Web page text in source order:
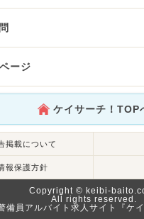
ージ
ケイサーチ！TOP
掲載について
報保護方針
Copyright © keibi-
All rights reserved.
備員アルバイト求人サイト『ケイ